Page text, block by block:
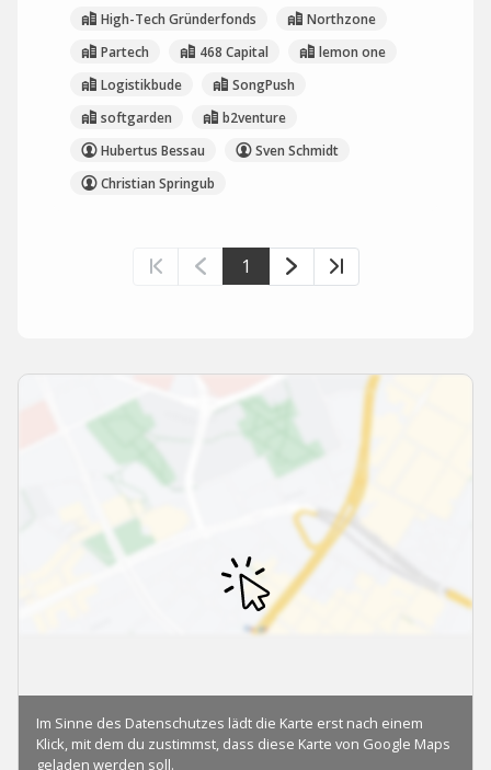
High-Tech Gründerfonds
Northzone
Partech
468 Capital
lemon one
Logistikbude
SongPush
softgarden
b2venture
Hubertus Bessau
Sven Schmidt
Christian Springub
1